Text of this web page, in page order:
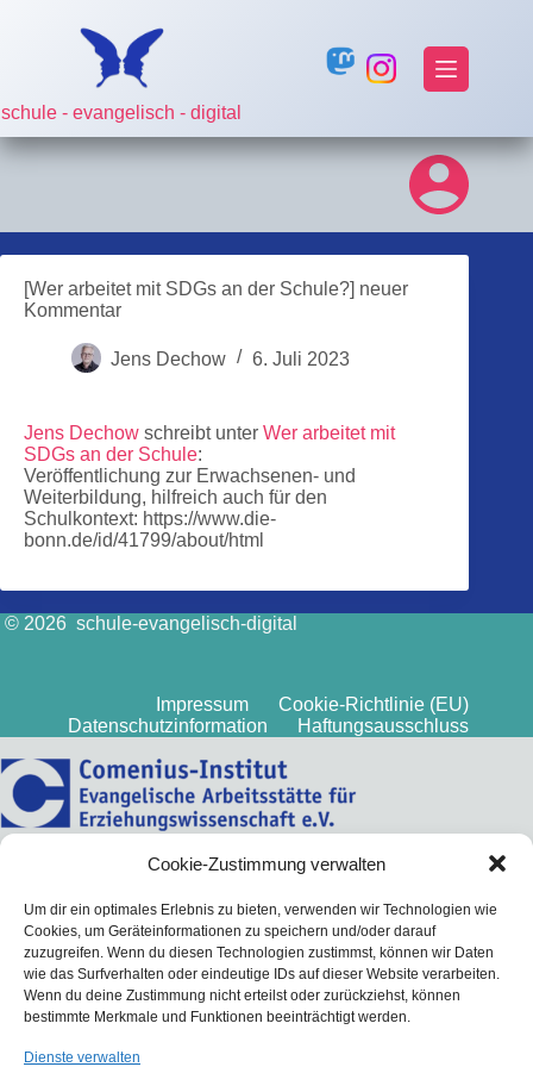
Cookie-Zustimmung verwalten
Um dir ein optimales Erlebnis zu bieten, verwenden wir Technologien wie
Cookies, um Geräteinformationen zu speichern und/oder darauf
zuzugreifen. Wenn du diesen Technologien zustimmst, können wir Daten
wie das Surfverhalten oder eindeutige IDs auf dieser Website verarbeiten.
Wenn du deine Zustimmung nicht erteilst oder zurückziehst, können
bestimmte Merkmale und Funktionen beeinträchtigt werden.
Dienste verwalten
schule - evangelisch - digital
[Wer arbeitet mit SDGs an der Schule?] neuer
Kommentar
Jens Dechow 6. Juli 2023
Jens Dechow schreibt unter Wer arbeitet mit
SDGs an der Schule:
Veröffentlichung zur Erwachsenen- und
Weiterbildung, hilfreich auch für den
Schulkontext: https://www.die-
bonn.de/id/41799/about/html
© 2026 schule-evangelisch-digital
Impressum
Cookie-Richtlinie (EU)
Datenschutzinformation
Haftungsausschluss